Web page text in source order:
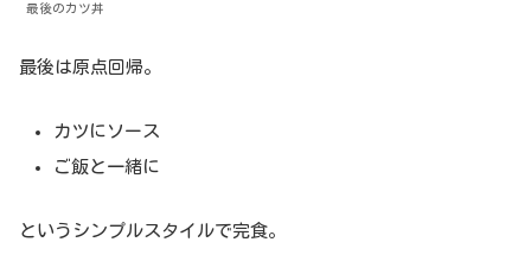
最後のカツ丼
最後は原点回帰。
カツにソース
ご飯と一緒に
というシンプルスタイルで完食。